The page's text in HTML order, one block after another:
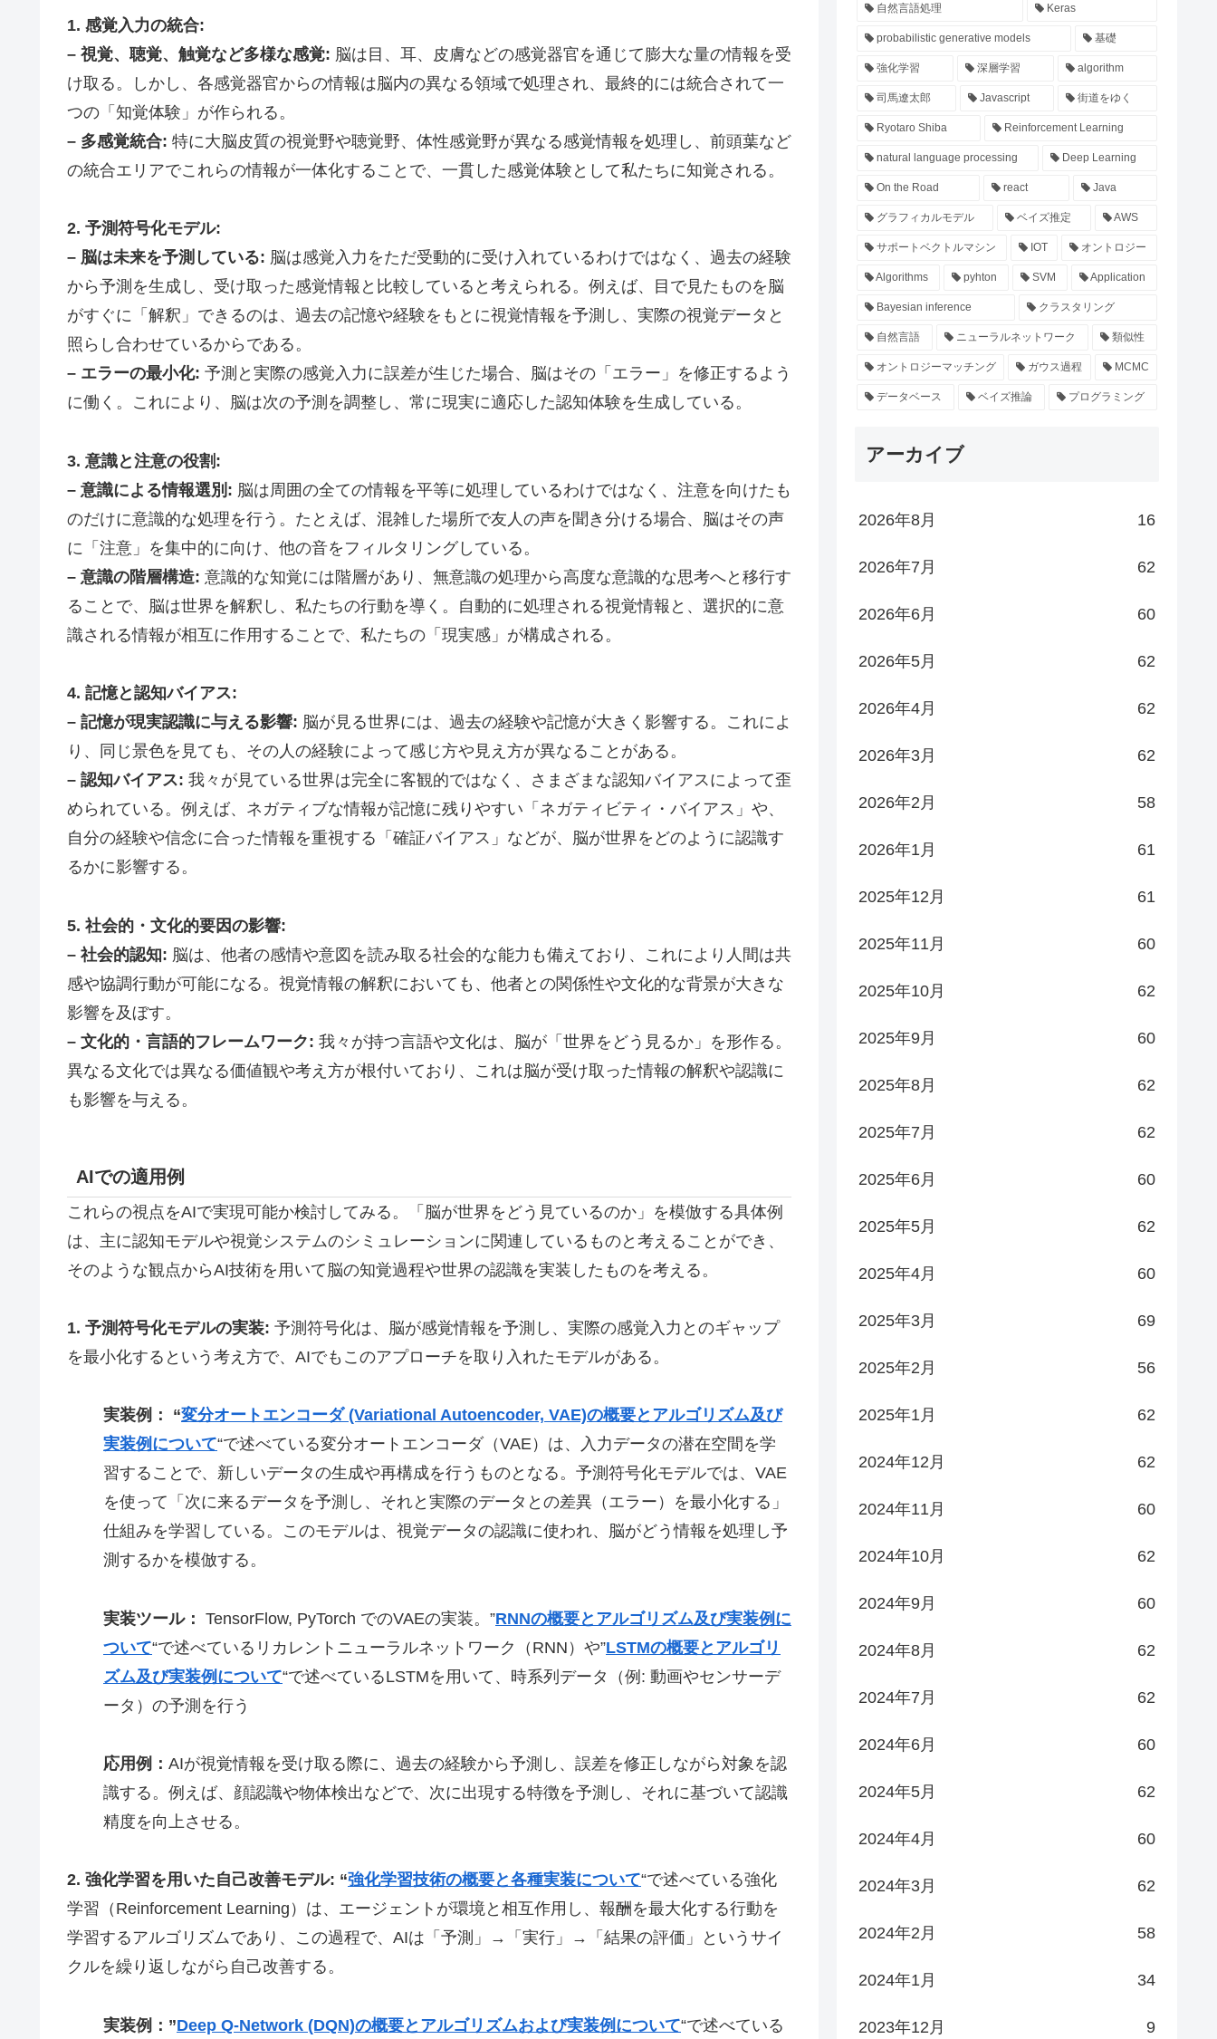
1. 感覚入力の統合:
– 視覚、聴覚、触覚など多様な感覚: 脳は目、耳、皮膚などの感覚器官を通じて膨大な量の情報を受
け取る。しかし、各感覚器官からの情報は脳内の異なる領域で処理され、最終的には統合されて一
つの「知覚体験」が作られる。
– 多感覚統合: 特に大脳皮質の視覚野や聴覚野、体性感覚野が異なる感覚情報を処理し、前頭葉など
の統合エリアでこれらの情報が一体化することで、一貫した感覚体験として私たちに知覚される。
2. 予測符号化モデル:
– 脳は未来を予測している: 脳は感覚入力をただ受動的に受け入れているわけではなく、過去の経験
から予測を生成し、受け取った感覚情報と比較していると考えられる。例えば、目で見たものを脳
がすぐに「解釈」できるのは、過去の記憶や経験をもとに視覚情報を予測し、実際の視覚データと
照らし合わせているからである。
– エラーの最小化: 予測と実際の感覚入力に誤差が生じた場合、脳はその「エラー」を修正するよう
に働く。これにより、脳は次の予測を調整し、常に現実に適応した認知体験を生成している。
3. 意識と注意の役割:
– 意識による情報選別: 脳は周囲の全ての情報を平等に処理しているわけではなく、注意を向けたも
のだけに意識的な処理を行う。たとえば、混雑した場所で友人の声を聞き分ける場合、脳はその声
に「注意」を集中的に向け、他の音をフィルタリングしている。
– 意識の階層構造: 意識的な知覚には階層があり、無意識の処理から高度な意識的な思考へと移行す
ることで、脳は世界を解釈し、私たちの行動を導く。自動的に処理される視覚情報と、選択的に意
識される情報が相互に作用することで、私たちの「現実感」が構成される。
4. 記憶と認知バイアス:
– 記憶が現実認識に与える影響: 脳が見る世界には、過去の経験や記憶が大きく影響する。これによ
り、同じ景色を見ても、その人の経験によって感じ方や見え方が異なることがある。
– 認知バイアス: 我々が見ている世界は完全に客観的ではなく、さまざまな認知バイアスによって歪
められている。例えば、ネガティブな情報が記憶に残りやすい「ネガティビティ・バイアス」や、
自分の経験や信念に合った情報を重視する「確証バイアス」などが、脳が世界をどのように認識す
るかに影響する。
5. 社会的・文化的要因の影響:
– 社会的認知: 脳は、他者の感情や意図を読み取る社会的な能力も備えており、これにより人間は共
感や協調行動が可能になる。視覚情報の解釈においても、他者との関係性や文化的な背景が大きな
影響を及ぼす。
– 文化的・言語的フレームワーク: 我々が持つ言語や文化は、脳が「世界をどう見るか」を形作る。
異なる文化では異なる価値観や考え方が根付いており、これは脳が受け取った情報の解釈や認識に
も影響を与える。
AIでの適用例
これらの視点をAIで実現可能か検討してみる。「脳が世界をどう見ているのか」を模倣する具体例
は、主に認知モデルや視覚システムのシミュレーションに関連しているものと考えることができ、
そのような観点からAI技術を用いて脳の知覚過程や世界の認識を実装したものを考える。
1. 予測符号化モデルの実装: 予測符号化は、脳が感覚情報を予測し、実際の感覚入力とのギャップ
を最小化するという考え方で、AIでもこのアプローチを取り入れたモデルがある。
実装例： “変分オートエンコーダ (Variational Autoencoder, VAE)の概要とアルゴリズム及び
実装例について“で述べている変分オートエンコーダ（VAE）は、入力データの潜在空間を学
習することで、新しいデータの生成や再構成を行うものとなる。予測符号化モデルでは、VAE
を使って「次に来るデータを予測し、それと実際のデータとの差異（エラー）を最小化する」
仕組みを学習している。このモデルは、視覚データの認識に使われ、脳がどう情報を処理し予
測するかを模倣する。
実装ツール： TensorFlow, PyTorch でのVAEの実装。”RNNの概要とアルゴリズム及び実装例に
ついて“で述べているリカレントニューラルネットワーク（RNN）や”LSTMの概要とアルゴリ
ズム及び実装例について“で述べているLSTMを用いて、時系列データ（例: 動画やセンサーデ
ータ）の予測を行う
応用例： AIが視覚情報を受け取る際に、過去の経験から予測し、誤差を修正しながら対象を認
識する。例えば、顔認識や物体検出などで、次に出現する特徴を予測し、それに基づいて認識
精度を向上させる。
2. 強化学習を用いた自己改善モデル: “強化学習技術の概要と各種実装について“で述べている強化
学習（Reinforcement Learning）は、エージェントが環境と相互作用し、報酬を最大化する行動を
学習するアルゴリズムであり、この過程で、AIは「予測」→「実行」→「結果の評価」というサイ
クルを繰り返しながら自己改善する。
実装例：”Deep Q-Network (DQN)の概要とアルゴリズムおよび実装例について“で述べている
自然言語処理 Keras
probabilistic generative models 基礎
強化学習 深層学習 algorithm
司馬遼太郎 Javascript 街道をゆく
Ryotaro Shiba Reinforcement Learning
natural language processing Deep Learning
On the Road react Java
グラフィカルモデル ベイズ推定 AWS
サポートベクトルマシン IOT オントロジー
Algorithms pyhton SVM Application
Bayesian inference クラスタリング
自然言語 ニューラルネットワーク 類似性
オントロジーマッチング ガウス過程 MCMC
データベース ベイズ推論 プログラミング
アーカイブ
2026年8月 16
2026年7月 62
2026年6月 60
2026年5月 62
2026年4月 62
2026年3月 62
2026年2月 58
2026年1月 61
2025年12月 61
2025年11月 60
2025年10月 62
2025年9月 60
2025年8月 62
2025年7月 62
2025年6月 60
2025年5月 62
2025年4月 60
2025年3月 69
2025年2月 56
2025年1月 62
2024年12月 62
2024年11月 60
2024年10月 62
2024年9月 60
2024年8月 62
2024年7月 62
2024年6月 60
2024年5月 62
2024年4月 60
2024年3月 62
2024年2月 58
2024年1月 34
2023年12月 9